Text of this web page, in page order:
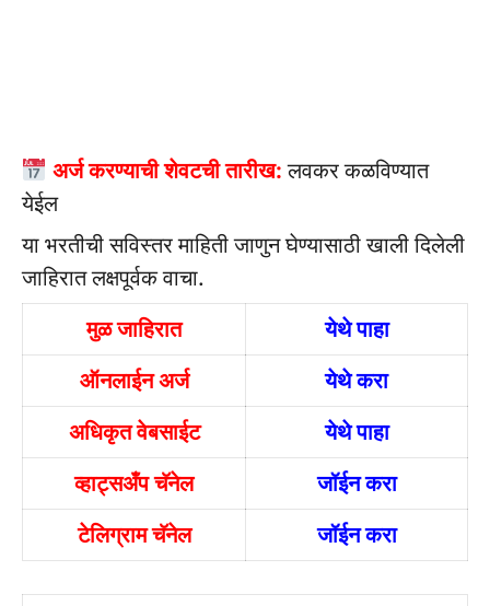
अर्ज करण्याची शेवटची तारीख: लवकर कळविण्यात
येईल
या भरतीची सविस्तर माहिती जाणुन घेण्यासाठी खाली दिलेली
जाहिरात लक्षपूर्वक वाचा.
मुळ जाहिरात
येथे पाहा
ऑनलाईन अर्ज
येथे करा
अधिकृत वेबसाईट
येथे पाहा
व्हाट्सअँप चॅनेल
जॉईन करा
टेलिग्राम चॅनेल
जॉईन करा